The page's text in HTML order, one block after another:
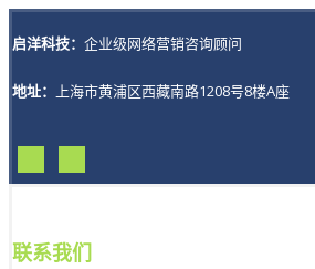
启洋科技： 企业级网络营销咨询顾问
地址： 上海市黄浦区西藏南路1208号8楼A座
联系我们